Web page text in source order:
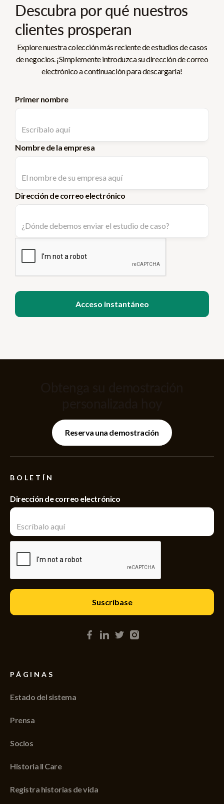
Descubra por qué nuestros
clientes prosperan
Explore nuestra colección más reciente de estudios de casos
de negocios. ¡Simplemente introduzca su dirección de correo
electrónico a continuación para descargarla!
Primer nombre
Nombre de la empresa
Dirección de correo electrónico
Reserva una demostración
BOLETÍN
Dirección de correo electrónico
PÁGINAS
Estado del sistema
Prensa
Socios
Historia II Care
Registra historias de vida